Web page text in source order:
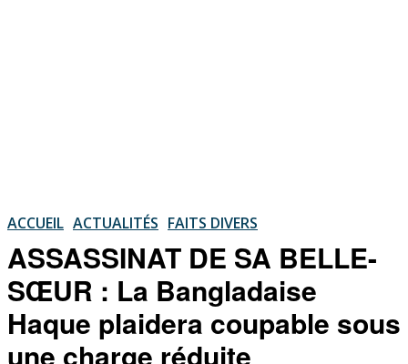
ACCUEIL ACTUALITÉS FAITS DIVERS
ASSASSINAT DE SA BELLE-
SŒUR : La Bangladaise
Haque plaidera coupable sous
une charge réduite